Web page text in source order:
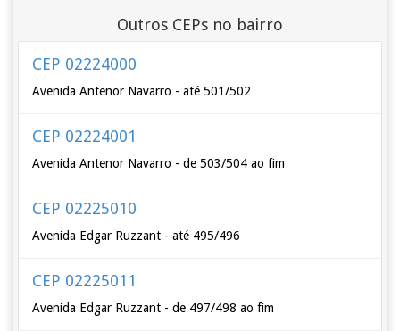
Outros CEPs no bairro
CEP 02224000
Avenida Antenor Navarro - até 501/502
CEP 02224001
Avenida Antenor Navarro - de 503/504 ao fim
CEP 02225010
Avenida Edgar Ruzzant - até 495/496
CEP 02225011
Avenida Edgar Ruzzant - de 497/498 ao fim